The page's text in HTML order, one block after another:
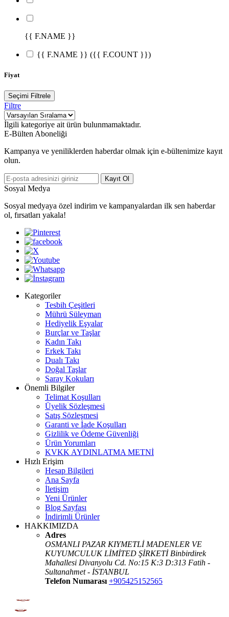
{{ F.NAME }}
{{ F.NAME }} ({{ F.COUNT }})
Fiyat
Seçimi Filtrele
Filtre
İlgili kategoriye ait ürün bulunmamaktadır.
E-Bülten Aboneliği
Kampanya ve yeniliklerden haberdar olmak için e-bültenimize kayıt
olun.
Kayıt Ol
Sosyal Medya
Sosyal medyaya özel indirim ve kampanyalardan ilk sen haberdar
ol, fırsatları yakala!
Kategoriler
Tesbih Çeşitleri
Mührü Süleyman
Hediyelik Eşyalar
Burçlar ve Taşlar
Kadın Takı
Erkek Takı
Dualı Takı
Doğal Taşlar
Saray Kokuları
Önemli Bilgiler
Telimat Koşulları
Üyelik Sözleşmesi
Satış Sözleşmesi
Garanti ve İade Koşulları
Gizlilik ve Ödeme Güvenliği
Ürün Yorumları
KVKK AYDINLATMA METNİ
Hızlı Erişim
Hesap Bilgileri
Ana Sayfa
İletişim
Yeni Ürünler
Blog Sayfası
İndirimli Ürünler
HAKKIMIZDA
Adres
OSMANLI PAZAR KIYMETLİ MADENLER VE
KUYUMCULUK LİMİTED ŞİRKETİ Binbirdirek
Mahallesi Divanyolu Cd. No:15 K:3 D:313 Fatih -
Sultanahmet - İSTANBUL
Telefon Numarası +905425152565